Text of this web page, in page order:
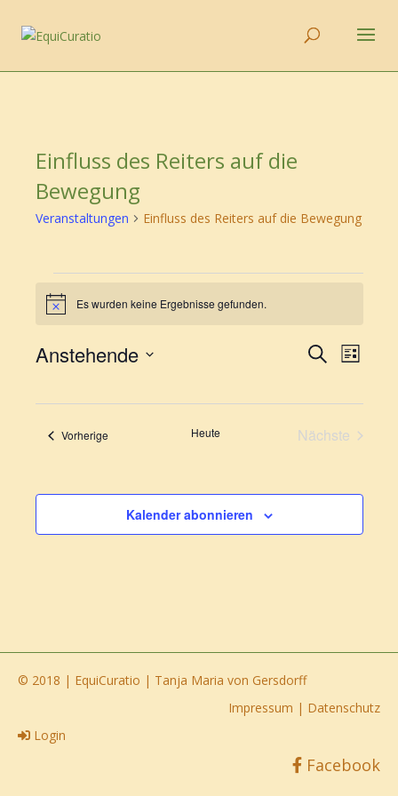
Einfluss des Reiters auf die
Bewegung
Veranstaltungen Einfluss des Reiters auf die Bewegung
Veranstaltungen
HinweisEs wurden keine Ergebnisse gefunden.
und
SucheListe
Anstehende
VorherigeVeranstaltungen Heute
Nächste
Kalender abonnieren
© 2018 | EquiCuratio | Tanja Maria von Gersdorff
Datenschutz
|
Impressum
Login
Facebook